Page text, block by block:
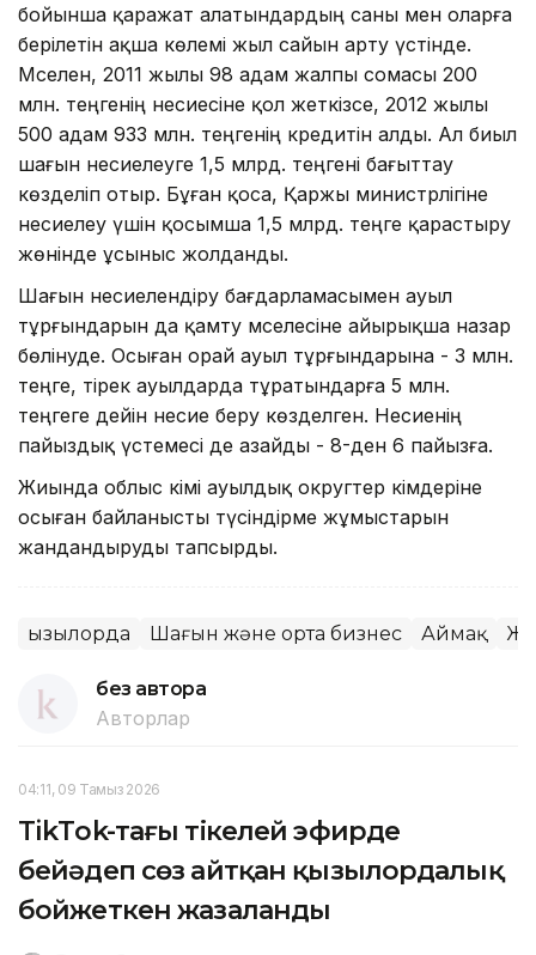
бойынша қаражат алатындардың саны мен оларға
берілетін ақша көлемі жыл сайын арту үстінде.
Мәселен, 2011 жылы 98 адам жалпы сомасы 200
млн. теңгенің несиесіне қол жеткізсе, 2012 жылы
500 адам 933 млн. теңгенің кредитін алды. Ал биыл
шағын несиелеуге 1,5 млрд. теңгені бағыттау
көзделіп отыр. Бұған қоса, Қаржы министрлігіне
несиелеу үшін қосымша 1,5 млрд. теңге қарастыру
жөнінде ұсыныс жолданды.
Шағын несиелендіру бағдарламасымен ауыл
тұрғындарын да қамту мәселесіне айырықша назар
бөлінуде. Осыған орай ауыл тұрғындарына - 3 млн.
теңге, тірек ауылдарда тұратындарға 5 млн.
теңгеге дейін несие беру көзделген. Несиенің
пайыздық үстемесі де азайды - 8-ден 6 пайызға.
Жиында облыс әкімі ауылдық округтер әкімдеріне
осыған байланысты түсіндірме жұмыстарын
жандандыруды тапсырды.
Қызылорда Шағын және орта бизнес Аймақ
без автора
Авторлар
04:11, 09 Тамыз 2026
TikТok-тағы тікелей эфирде
бейәдеп сөз айтқан қызылордалық
бойжеткен жазаланды